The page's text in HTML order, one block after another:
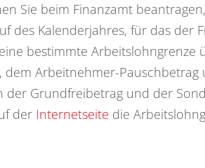
Sie beim Finanzamt
des Kalenderjahres, für das der
bestimmte Arbeitslohngrenze
Arbeitnehmer-Pauschbetrag
der Grundfreibetrag und der
der Internetseite die